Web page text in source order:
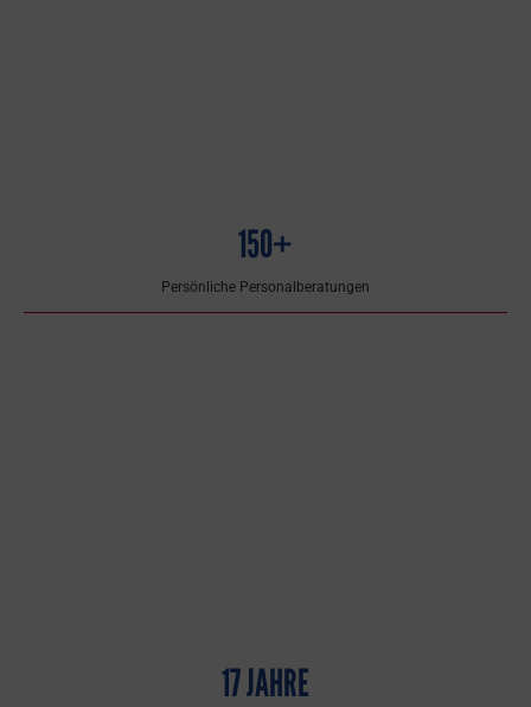
150+
Persönliche Personalberatungen
17 JAHRE